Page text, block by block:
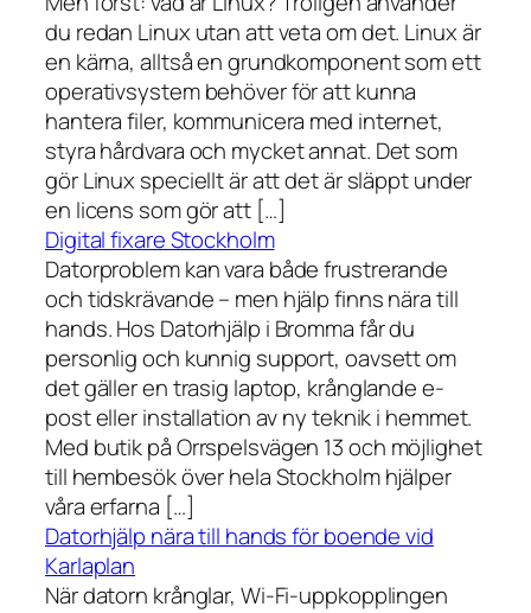
du redan Linux utan att veta om det. Linux är
en kärna, alltså en grundkomponent som ett
operativsystem behöver för att kunna
hantera filer, kommunicera med internet,
styra hårdvara och mycket annat. Det som
gör Linux speciellt är att det är släppt under
en licens som gör att […]
Digital fixare Stockholm
Datorproblem kan vara både frustrerande
och tidskrävande – men hjälp finns nära till
hands. Hos Datorhjälp i Bromma får du
personlig och kunnig support, oavsett om
det gäller en trasig laptop, krånglande e-
post eller installation av ny teknik i hemmet.
Med butik på Orrspelsvägen 13 och möjlighet
till hembesök över hela Stockholm hjälper
våra erfarna […]
Datorhjälp nära till hands för boende vid
Karlaplan
När datorn krånglar, Wi-Fi-uppkopplingen